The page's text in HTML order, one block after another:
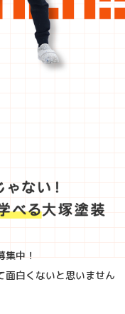
中！
面白くないと思いません